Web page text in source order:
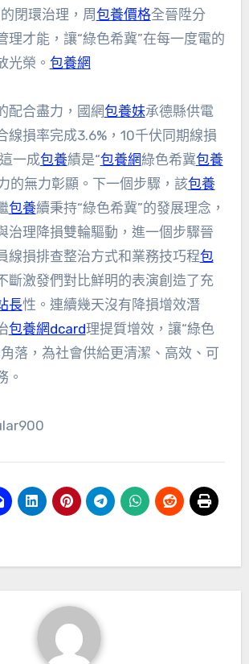
閉環治理，周包養價格全晉陞分
理才能，讓“綠色希冀”在每一度電的
光榮。 包養網
配合盡力，國網包養妹承德縣供電
線損率完成3.6%，10千伏同期線損
一成包養績是“包養網綠色希冀包養
的無力彰顯。下一個步驟，該包養
包養續秉持“綠色希冀”的發展理念，
治理降損雙輪驅動，進一個步驟晉
線損排查整治方式和業務技巧程包
斷激發們對比鮮明的表演創造了充
長性。連續幾天沒有降損增效潛
包養網dcard理提質增效，讓“綠色
落，為社會供給更清潔、高效、可
。